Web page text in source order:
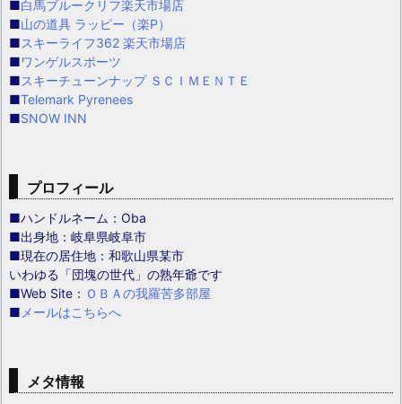
■白馬ブルークリフ楽天市場店
■山の道具 ラッピー（楽P）
■スキーライフ362 楽天市場店
■ワンゲルスポーツ
■スキーチューンナップ ＳＣＩＭＥＮＴＥ
■Telemark Pyrenees
■SNOW INN
プロフィール
■ハンドルネーム：Oba
■出身地：岐阜県岐阜市
■現在の居住地：和歌山県某市
いわゆる「団塊の世代」の熟年爺です
■Web Site： ＯＢＡの我羅苦多部屋
■ メールはこちらへ
メタ情報